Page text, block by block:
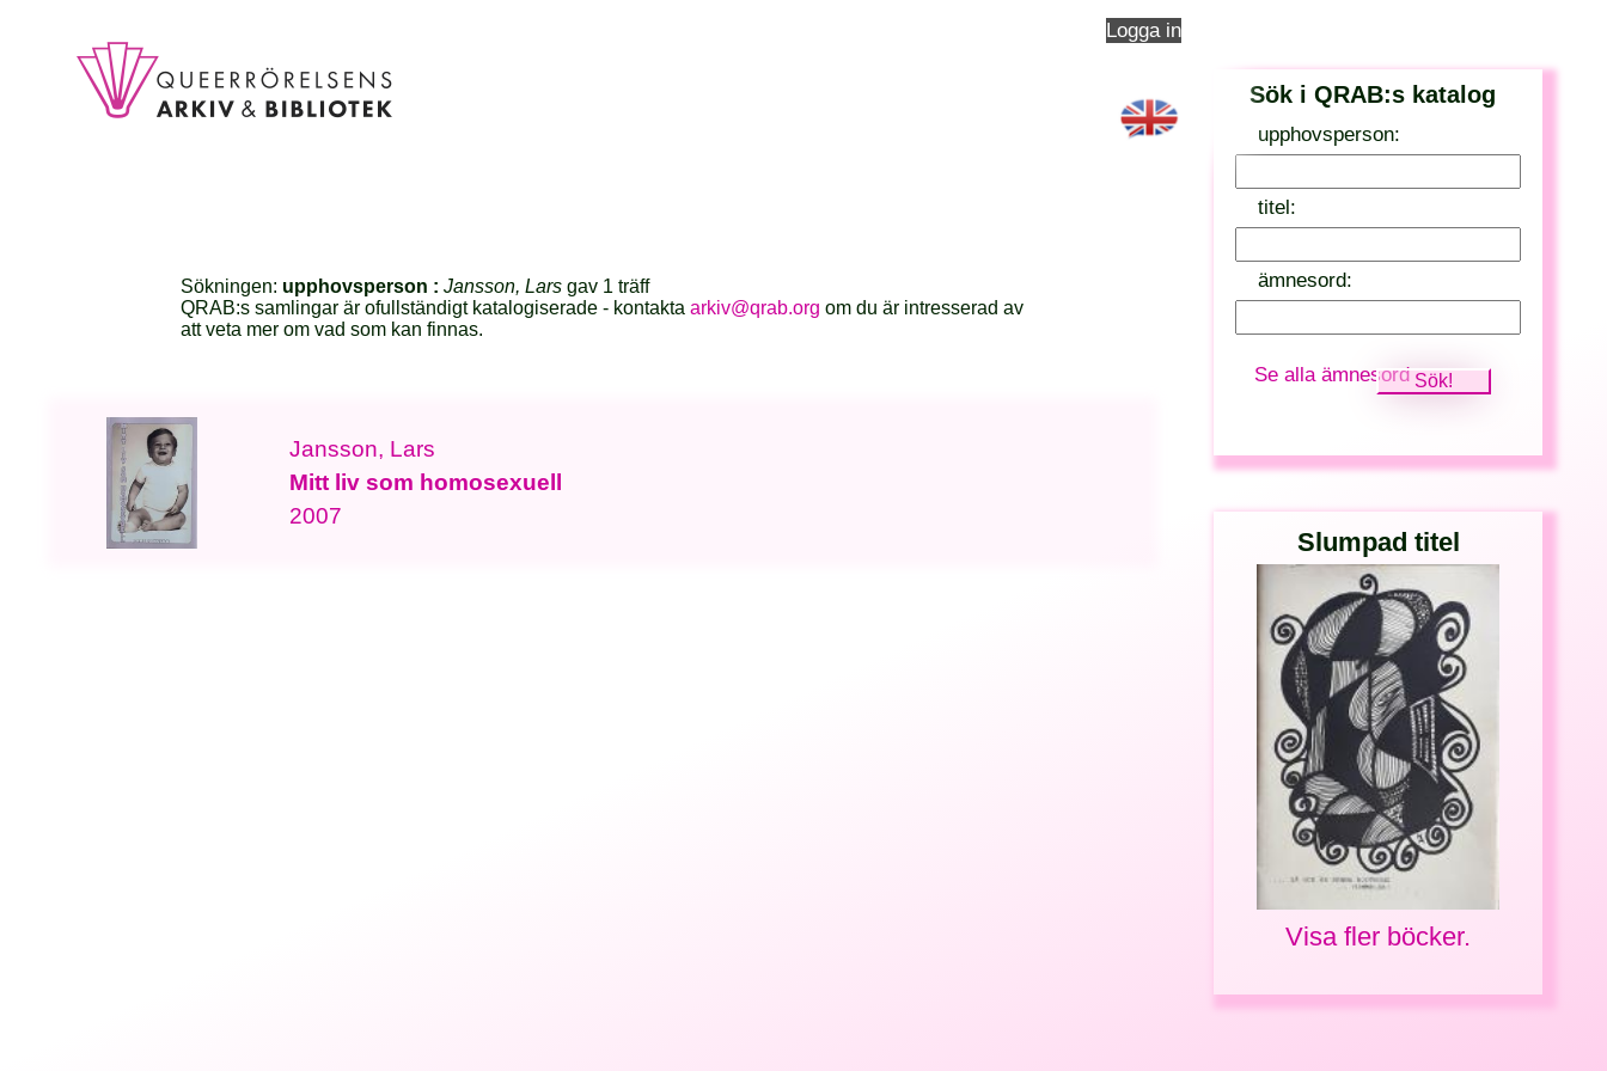
Logga in
Sök i QRAB:s katalog
upphovsperson:
titel:
ämnesord:
Se alla ämnesord
Slumpad titel
Visa fler böcker.
Sökningen: upphovsperson :Jansson, Lars gav 1 träff
QRAB:s samlingar är ofullständigt katalogiserade - kontaktaarkiv@qrab.org om du är intresserad av
att veta mer om vad som kan finnas.
Jansson, Lars
Mitt liv som homosexuell
2007